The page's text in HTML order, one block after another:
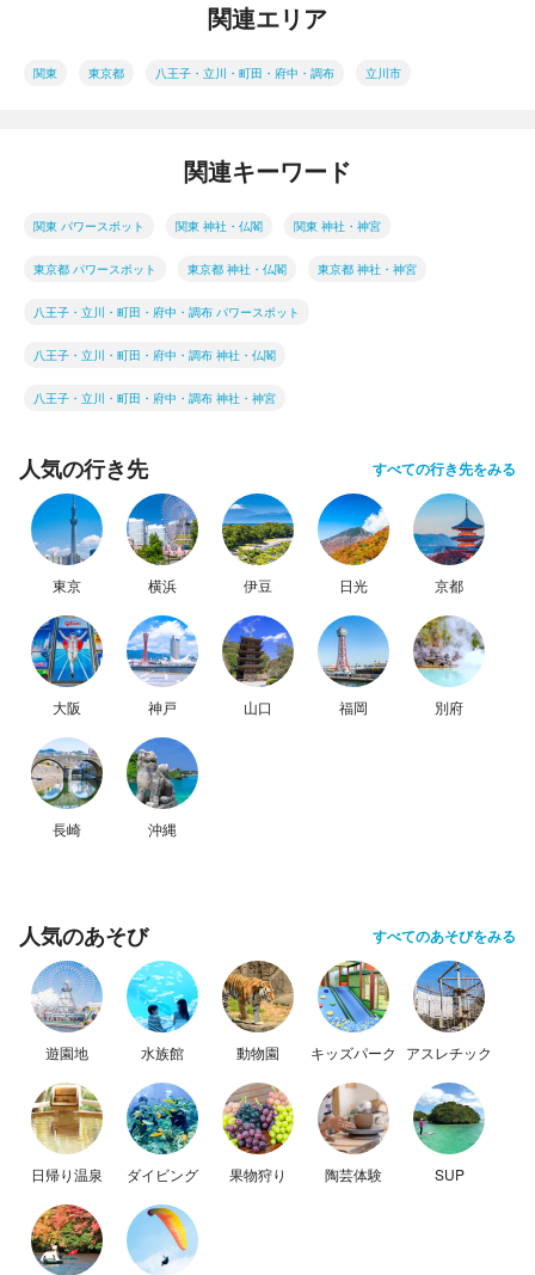
関連エリア
関東 東京都 八王子・立川・町田・府中・調布 立川市
関連キーワード
関東 パワースポット 関東 神社・仏閣 関東 神社・神宮
東京都 パワースポット 東京都 神社・仏閣 東京都 神社・神宮
八王子・立川・町田・府中・調布 パワースポット
八王子・立川・町田・府中・調布 神社・仏閣
八王子・立川・町田・府中・調布 神社・神宮
人気の行き先 すべての行き先をみる
東京 横浜 伊豆 日光 京都
大阪 神戸 山口 福岡 別府
長崎 沖縄
人気のあそび すべてのあそびをみる
遊園地 水族館 動物園 キッズパーク アスレチック
日帰り温泉 ダイビング 果物狩り 陶芸体験 SUP